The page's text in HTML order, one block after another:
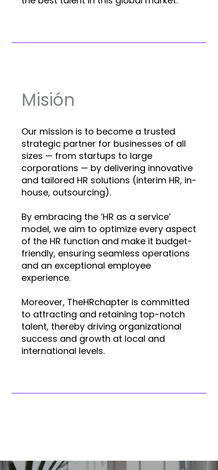
Misión
Our mission is to become a trusted
strategic partner for businesses of all
sizes — from startups to large
corporations — by delivering innovative
and tailored HR solutions (interim HR, in-
house, outsourcing).
By embracing the ‘HR as a service’
model, we aim to optimize every aspect
of the HR function and make it budget-
friendly, ensuring seamless operations
and an exceptional employee
experience.
Moreover, TheHRchapter is committed
to attracting and retaining top-notch
talent, thereby driving organizational
success and growth at local and
international levels.